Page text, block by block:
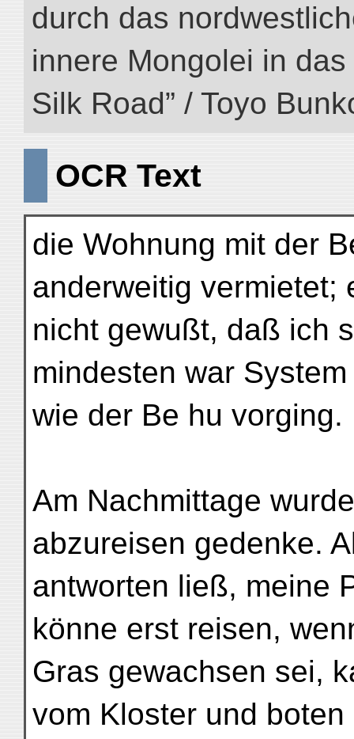
durch das
innere Mongolei in das
Silk Road” / Toyo
OCR Text
die Wohnung mit der
anderweitig vermietet;
nicht gewußt, daß ich
mindesten war
wie der Be hu vorging.
Am Nachmittage
abzureisen gedenke.
antworten ließ, meine
könne erst reisen,
Gras gewachsen sei,
vom Kloster und boten